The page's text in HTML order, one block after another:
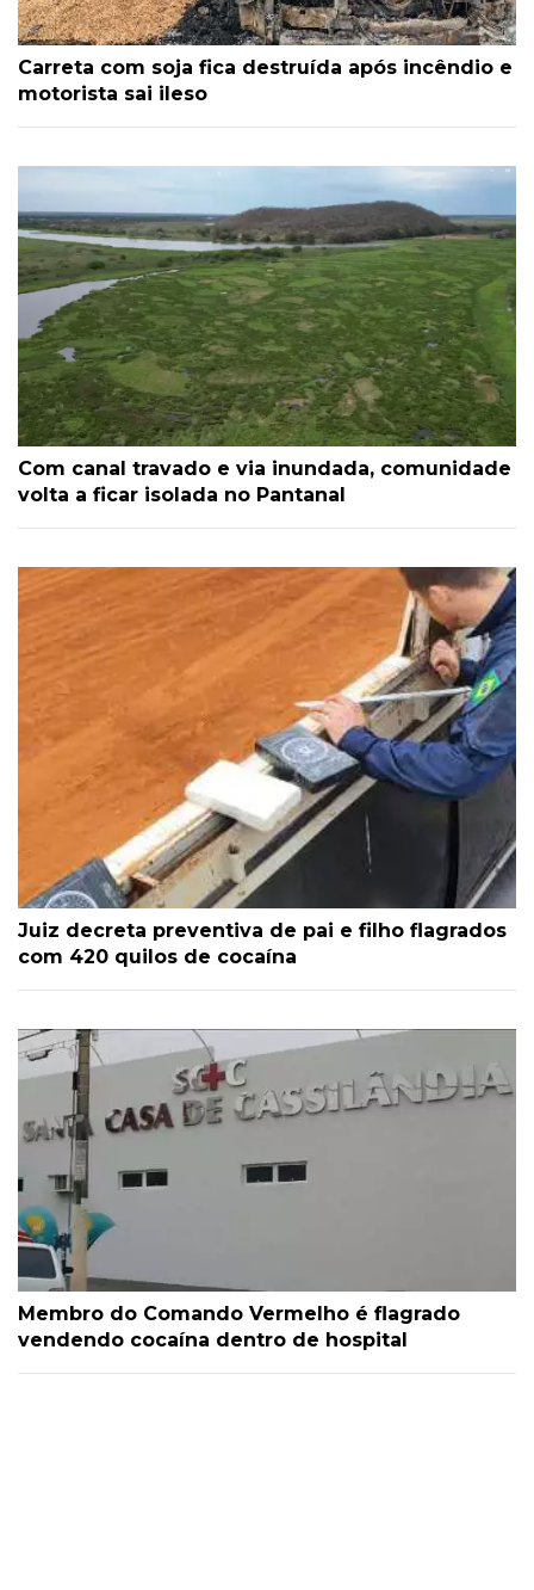
Carreta com soja fica destruída após incêndio e
motorista sai ileso
Com canal travado e via inundada, comunidade
volta a ficar isolada no Pantanal
Juiz decreta preventiva de pai e filho flagrados
com 420 quilos de cocaína
Membro do Comando Vermelho é flagrado
vendendo cocaína dentro de hospital